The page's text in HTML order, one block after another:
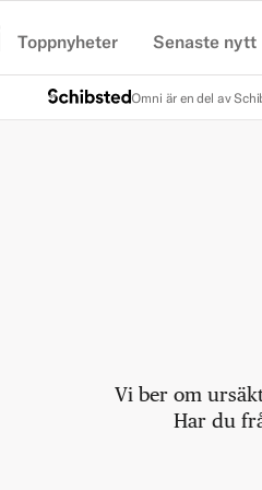
Toppnyheter Senaste nytt
Omni är en del av
Vi ber om
Har du